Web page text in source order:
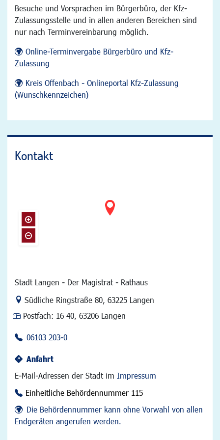
Besuche und Vorsprachen im Bürgerbüro, der Kfz-
Zulassungsstelle und in allen anderen Bereichen sind
nur nach Terminvereinbarung möglich.
Online-Terminvergabe Bürgerbüro und Kfz-
Zulassung
Kreis Offenbach - Onlineportal Kfz-Zulassung
(Wunschkennzeichen)
Kontakt
Stadt Langen - Der Magistrat - Rathaus
Link zur Google-Maps Navigation
Südliche Ringstraße 80, 63225 Langen
Postfach: 16 40, 63206 Langen
06103 203-0
Anfahrt
E-Mail-Adressen der Stadt im Impressum
Einheitliche Behördennummer 115
Die Behördennummer kann ohne Vorwahl von allen
Endgeräten angerufen werden.